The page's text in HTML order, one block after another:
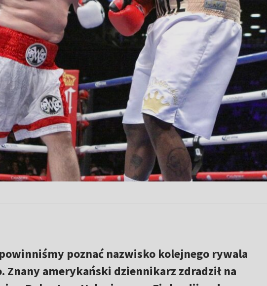
poznać nazwisko kolejnego rywala
Znany amerykański dziennikarz zdradził na